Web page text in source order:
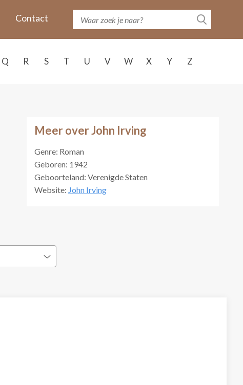
Contact
Q R S T U V W X Y Z
Meer over John Irving
Genre: Roman
Geboren: 1942
Geboorteland: Verenigde Staten
Website: John Irving